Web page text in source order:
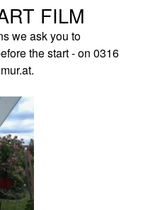
FILM
we ask you to
the start - on 0316